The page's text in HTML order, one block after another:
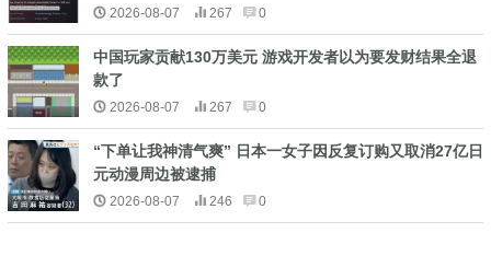
2026-08-07 267 0
中国玩家贡献130万美元 游戏开发者以为要发财结果全退
款了
2026-08-07 267 0
“下单让我神清气爽” 日本一女子因反复订购又取消27亿日
元动漫周边被逮捕
2026-08-07 246 0